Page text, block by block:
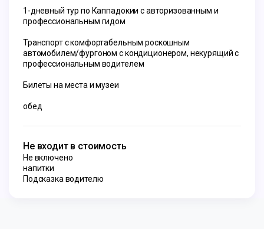
1-дневный тур по Каппадокии с авторизованным и
профессиональным гидом
Транспорт с комфортабельным роскошным
автомобилем/фургоном с кондиционером, некурящий с
профессиональным водителем
Билеты на места и музеи
обед
Не входит в стоимость
Не включено
напитки
Подсказка водителю